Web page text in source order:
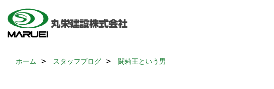
ホーム スタッフブログ 闘莉王という男